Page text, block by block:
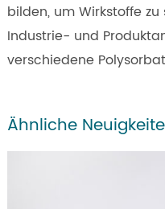
bilden, um Wirkstoffe
Industrie- und
verschiedene
Ähnliche